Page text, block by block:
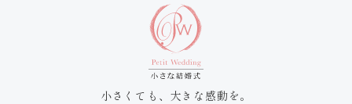
小さくても、大きな感動を。